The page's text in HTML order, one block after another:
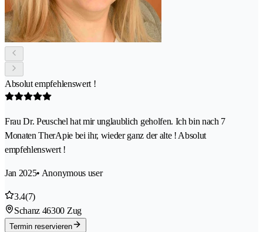
Absolut empfehlenswert !
Frau Dr. Peuschel hat mir unglaublich geholfen. Ich bin nach 7
Monaten TherApie bei ihr, wieder ganz der alte ! Absolut
empfehlenswert !
Jan 2025• Anonymous user
3.4(7)
Schanz 46300 Zug
Termin reservieren